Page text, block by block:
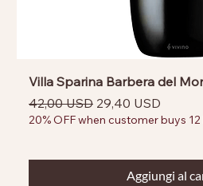
Villa Sparina Barbera del
Prezzo regolare
42,00 USD Prezzo scontato
29,40 USD
20% OFF when customer buys
Aggiungi al